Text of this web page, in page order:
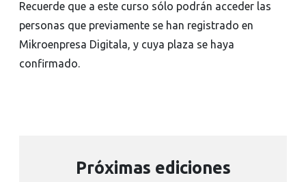
Recuerde que a este curso sólo podrán acceder las
personas que previamente se han registrado en
Mikroenpresa Digitala, y cuya plaza se haya
confirmado.
Próximas ediciones